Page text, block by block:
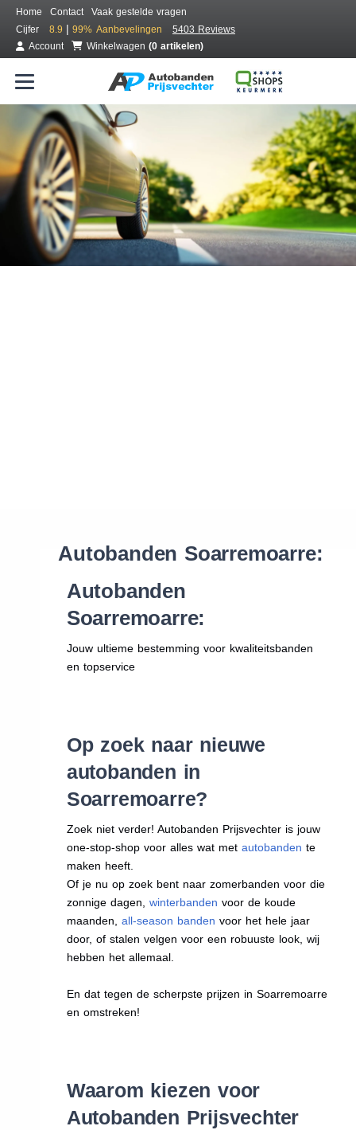
Home Contact
Vaak gestelde vragen
Cijfer
8.9 | 99% Aanbevelingen
5403 Reviews
Account
Winkelwagen (0 artikelen)
Bestel voordelig banden online
Gratis bezorgd of montage bij jou in de buurt
Seizoen:
Merken:
Autobanden Soarremoarre:
Autobanden
Soarremoarre:
Jouw ultieme bestemming voor kwaliteitsbanden
en topservice
Op zoek naar nieuwe
autobanden in
Soarremoarre?
Zoek niet verder! Autobanden Prijsvechter is jouw
one-stop-shop voor alles wat met autobanden te
maken heeft.
Of je nu op zoek bent naar zomerbanden voor die
zonnige dagen, winterbanden voor de koude
maanden, all-season banden voor het hele jaar
door, of stalen velgen voor een robuuste look, wij
hebben het allemaal.
En dat tegen de scherpste prijzen in Soarremoarre
en omstreken!
Waarom kiezen voor
Autobanden Prijsvechter